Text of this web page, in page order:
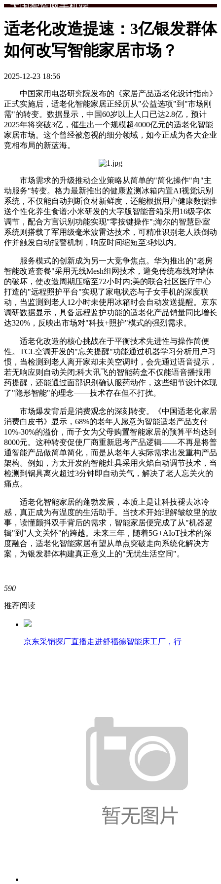
大国智造网手机端
适老化改造提速：3亿银发群体
如何改写智能家居市场？
2025-12-23 18:56
中国家用电器研究院发布的《家居产品适老化设计指南》
正式实施后，适老化智能家居正经历从"公益选项"到"市场刚
需"的转变。数据显示，中国60岁以上人口已达2.8亿，预计
2025年将突破3亿，催生出一个规模超4000亿元的适老化智能
家居市场。这个曾经被忽视的细分领域，如今正成为各大企业
竞相布局的新蓝海。
市场需求的升级推动企业策略从简单的"简化操作"向"主
动服务"转变。格力最新推出的健康监测冰箱内置AI视觉识别
系统，不仅能自动判断食材新鲜度，还能根据用户健康数据推
送个性化养生食谱;小米研发的大字版智能音箱采用16级字体
调节，配合方言识别功能实现"零按键操作";海尔的智慧卧室
系统则搭载了军用级毫米波雷达技术，可精准识别老人跌倒动
作并触发自动报警机制，响应时间缩短至3秒以内。
服务模式的创新成为另一大竞争焦点。华为推出的"老房
智能改造套餐"采用无线Mesh组网技术，避免传统布线对墙体
的破坏，使改造周期压缩至72小时内;美的联合社区医疗中心
打造的"远程照护平台"实现了家电状态与子女手机的深度联
动，当监测到老人12小时未使用冰箱时会自动发送提醒。京东
调研数据显示，具备远程监护功能的适老化产品销量同比增长
达320%，反映出市场对"科技+照护"模式的强烈需求。
适老化改造的核心挑战在于平衡技术先进性与操作简便
性。TCL空调开发的"忘关提醒"功能通过机器学习分析用户习
惯，当检测到老人离开家却未关空调时，会先通过语音提示，
若无响应则自动关闭;科大讯飞的智能药盒不仅能语音播报用
药提醒，还能通过面部识别确认服药动作，这些细节设计体现
了"隐形智能"的理念——技术存在但不打扰。
市场爆发背后是消费观念的深刻转变。《中国适老化家居
消费白皮书》显示，68%的老年人愿意为智能适老产品支付
10%-30%的溢价，而子女为父母购置智能家居的预算平均达到
8000元。这种转变促使厂商重新思考产品逻辑——不再是将普
通智能产品做简单简化，而是从老年人实际需求出发重构产品
架构。例如，方太开发的智能灶具采用火焰自动调节技术，当
检测到锅具离火超过3分钟即自动关气，解决了老人忘关火的
痛点。
适老化智能家居的蓬勃发展，本质上是让科技褪去冰冷
感，真正成为有温度的生活助手。当技术开始理解皱纹里的故
事，读懂颤抖双手背后的需求，智能家居便完成了从"机器逻
辑"到"人文关怀"的跨越。未来三年，随着5G+AIoT技术的深
度融合，适老化智能家居有望从单点突破走向系统化解决方
案，为银发群体构建真正意义上的"无忧生活空间"。
590
推荐阅读
京东采销探厂直播走进舒福德智能床工厂，行